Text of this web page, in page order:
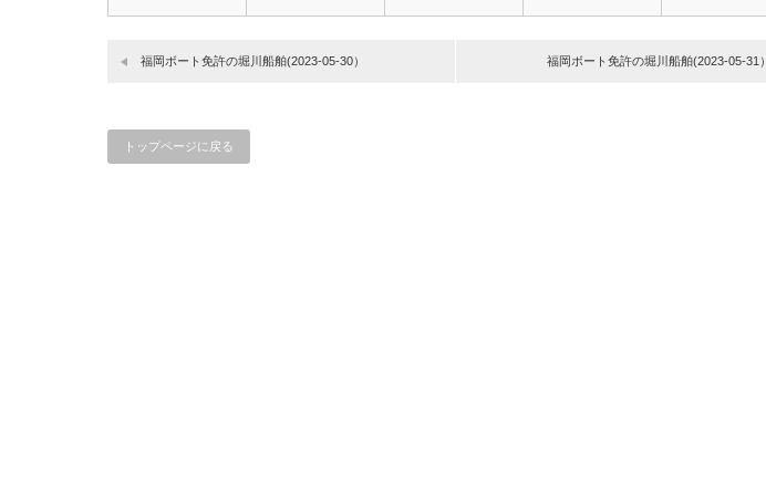
福岡ボート免許の堀川船舶(2023-05-30） 福岡ボート免許の堀川船舶(2023-05-31）
トップページに戻る